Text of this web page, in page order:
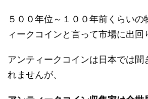
５００年位～１００年前くらいの
ィークコインと言って市場に出回
アンティークコインは日本では聞
れませんが、